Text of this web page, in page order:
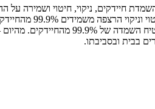
מנקים ומבריקים בקלות את הבית!